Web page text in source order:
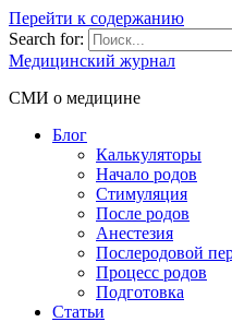
Перейти к содержанию
Search for:
Медицинский журнал
СМИ о медицине
Блог
Калькуляторы
Начало родов
Стимуляция
После родов
Анестезия
Послеродовой
Процесс родов
Подготовка
Статьи